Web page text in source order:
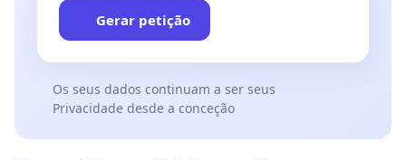
Gerar petição
Os seus dados continuam a ser seus
Privacidade desde a conceção